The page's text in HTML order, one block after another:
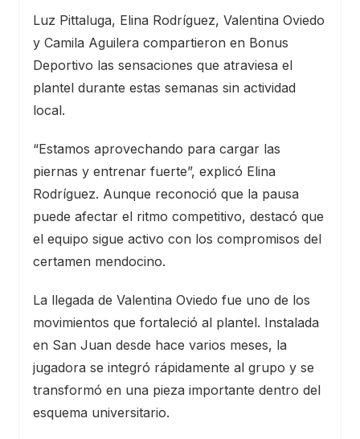
Luz Pittaluga, Elina Rodríguez, Valentina Oviedo
y Camila Aguilera compartieron en Bonus
Deportivo las sensaciones que atraviesa el
plantel durante estas semanas sin actividad
local.
“Estamos aprovechando para cargar las
piernas y entrenar fuerte”, explicó Elina
Rodríguez. Aunque reconoció que la pausa
puede afectar el ritmo competitivo, destacó que
el equipo sigue activo con los compromisos del
certamen mendocino.
La llegada de Valentina Oviedo fue uno de los
movimientos que fortaleció al plantel. Instalada
en San Juan desde hace varios meses, la
jugadora se integró rápidamente al grupo y se
transformó en una pieza importante dentro del
esquema universitario.